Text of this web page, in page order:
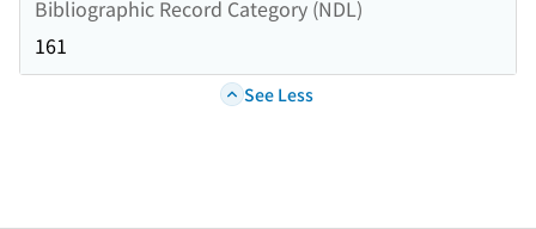
Bibliographic Record Category (NDL)
161
See Less